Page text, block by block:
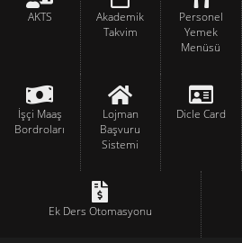
AKTS
Akademik
Takvim
Personel
Yemek
Menüsü
İşçi Maaş
Bordroları
Lojman
Başvuru
Sistemi
Dicle Card
Ek Ders Otomasyonu